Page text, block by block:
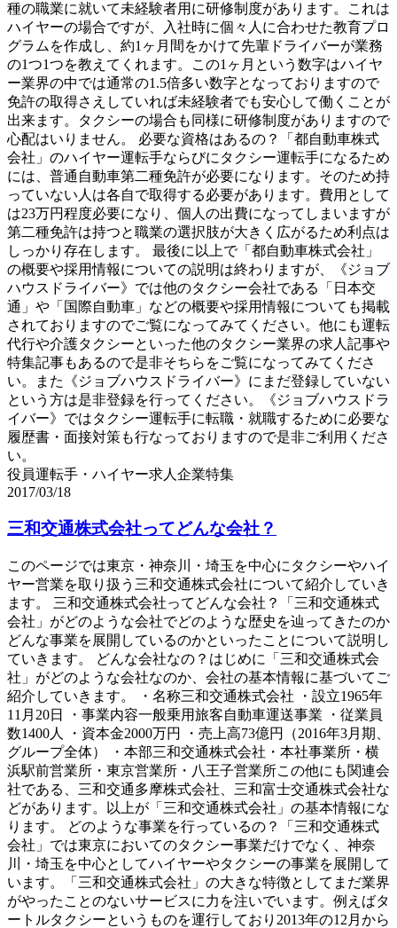
種の職業に就いて未経験者用に研修制度があります。これは
ハイヤーの場合ですが、入社時に個々人に合わせた教育プロ
グラムを作成し、約1ヶ月間をかけて先輩ドライバーが業務
の1つ1つを教えてくれます。この1ヶ月という数字はハイヤ
ー業界の中では通常の1.5倍多い数字となっておりますので
免許の取得さえしていれば未経験者でも安心して働くことが
出来ます。タクシーの場合も同様に研修制度がありますので
心配はいりません。 必要な資格はあるの？「都自動車株式
会社」のハイヤー運転手ならびにタクシー運転手になるため
には、普通自動車第二種免許が必要になります。そのため持
っていない人は各自で取得する必要があります。費用として
は23万円程度必要になり、個人の出費になってしまいますが
第二種免許は持つと職業の選択肢が大きく広がるため利点は
しっかり存在します。 最後に以上で「都自動車株式会社」
の概要や採用情報についての説明は終わりますが、《ジョブ
ハウスドライバー》では他のタクシー会社である「日本交
通」や「国際自動車」などの概要や採用情報についても掲載
されておりますのでご覧になってみてください。他にも運転
代行や介護タクシーといった他のタクシー業界の求人記事や
特集記事もあるので是非そちらをご覧になってみてくださ
い。また《ジョブハウスドライバー》にまだ登録していない
という方は是非登録を行ってください。《ジョブハウスドラ
イバー》ではタクシー運転手に転職・就職するために必要な
履歴書・面接対策も行なっておりますので是非ご利用くださ
い。
役員運転手・ハイヤー求人企業特集
2017/03/18
三和交通株式会社ってどんな会社？
このページでは東京・神奈川・埼玉を中心にタクシーやハイ
ヤー営業を取り扱う三和交通株式会社について紹介していき
ます。 三和交通株式会社ってどんな会社？「三和交通株式
会社」がどのような会社でどのような歴史を辿ってきたのか
どんな事業を展開しているのかといったことについて説明し
ていきます。 どんな会社なの？はじめに「三和交通株式会
社」がどのような会社なのか、会社の基本情報に基づいてご
紹介していきます。 ・名称三和交通株式会社 ・設立1965年
11月20日 ・事業内容一般乗用旅客自動車運送事業 ・従業員
数1400人 ・資本金2000万円 ・売上高73億円（2016年3月期、
グループ全体） ・本部三和交通株式会社・本社事業所・横
浜駅前営業所・東京営業所・八王子営業所この他にも関連会
社である、三和交通多摩株式会社、三和富士交通株式会社な
どがあります。以上が「三和交通株式会社」の基本情報にな
ります。 どのような事業を行っているの？「三和交通株式
会社」では東京においてのタクシー事業だけでなく、神奈
川・埼玉を中心としてハイヤーやタクシーの事業を展開して
います。「三和交通株式会社」の大きな特徴としてまだ業界
がやったことのないサービスに力を注いでいます。例えばタ
ートルタクシーというものを運行しており2013年の12月から